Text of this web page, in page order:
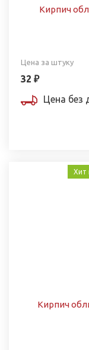
Кирпич
Цена за штуку
32 ₽
Цена без
Хит
Кирпич